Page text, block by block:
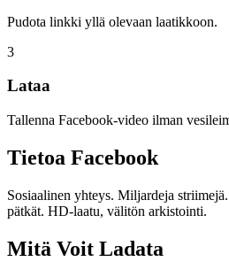
Pudota linkki yllä olevaan laatikkoon.
3
Lataa
Tallenna Facebook-video ilman
Tietoa Facebook
Sosiaalinen yhteys. Miljardeja
pätkät. HD-laatu, välitön arkistointi.
Mitä Voit Ladata